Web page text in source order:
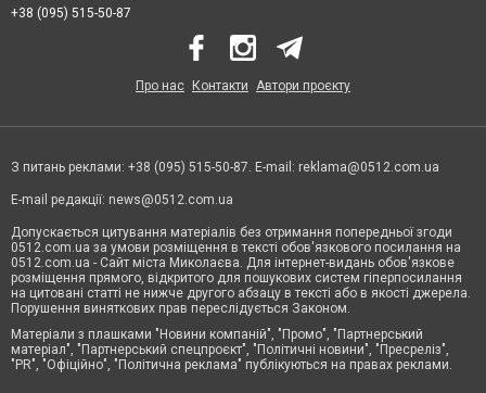
+38 (095) 515-50-87
Про нас Контакти Автори проєкту
З питань реклами: +38 (095) 515-50-87. E-mail: reklama@0512.com.ua
E-mail редакції: news@0512.com.ua
Допускається цитування матеріалів без отримання попередньої згоди
0512.com.ua за умови розміщення в тексті обов'язкового посилання на
0512.com.ua - Сайт міста Миколаєва. Для інтернет-видань обов'язкове
розміщення прямого, відкритого для пошукових систем гіперпосилання
на цитовані статті не нижче другого абзацу в тексті або в якості джерела.
Порушення виняткових прав переслідується Законом.
Матеріали з плашками "Новини компаній", "Промо", "Партнерський
матеріал", "Партнерський спецпроєкт", "Політичні новини", "Пресреліз",
"PR", "Офіційно", "Політична реклама" публікуються на правах реклами.